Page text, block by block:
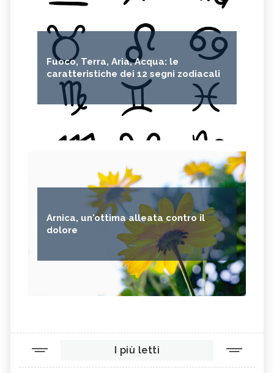
Fuoco, Terra, Aria, Acqua: le
caratteristiche dei 12 segni zodiacali
Arnica, un'ottima alleata contro il
dolore
I più letti